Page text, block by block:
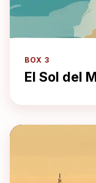
BOX 3
El Sol del